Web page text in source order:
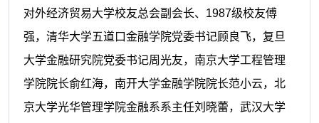
对外经济贸易大学校友总会副会长、 1987级校友傅
强，清华大学五道口金融学院党委书记顾良飞，复旦
大学金融研究院党委书记周光友，南京大学工程管理
学院院长俞红海，南开大学金融学院院长范小云，北
京大学光华管理学院金融系系主任刘晓蕾，武汉大学